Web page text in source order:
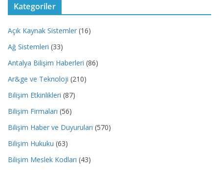
Kategoriler
Açık Kaynak Sistemler (16)
Ağ Sistemleri (33)
Antalya Bilişim Haberleri (86)
Ar&ge ve Teknoloji (210)
Bilişim Etkinlikleri (87)
Bilişim Firmaları (56)
Bilişim Haber ve Duyuruları (570)
Bilişim Hukuku (63)
Bilişim Meslek Kodları (43)